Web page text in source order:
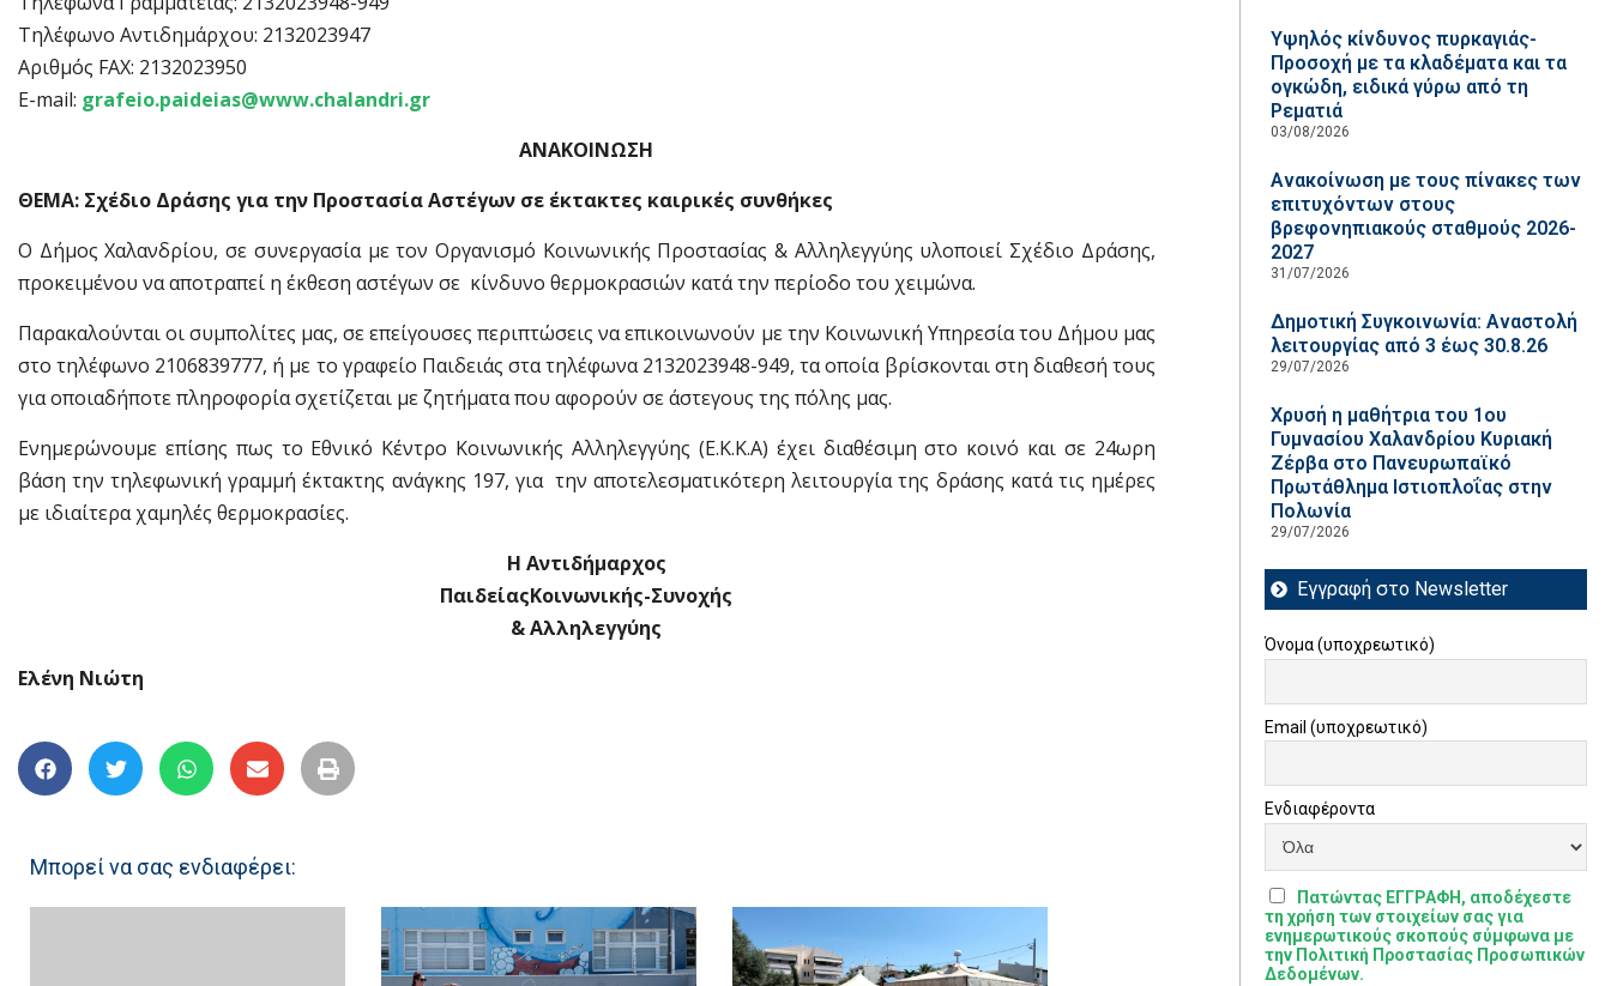
Τηλέφωνο Αντιδημάρχου: 2132023947
Αριθμός FAX: 2132023950
Ε-mail: grafeio.paideias@www.chalandri.gr
ANAKOINΩΣΗ
ΘΕΜΑ: Σχέδιο Δράσης για την Προστασία Αστέγων σε έκτακτες καιρικές συνθήκες
Ο Δήμος Χαλανδρίου, σε συνεργασία με τον Οργανισμό Κοινωνικής Προστασίας & Αλληλεγγύης υλοποιεί Σχέδιο Δράσης,
προκειμένου να αποτραπεί η έκθεση αστέγων σε κίνδυνο θερμοκρασιών κατά την περίοδο του χειμώνα.
Παρακαλούνται οι συμπολίτες μας, σε επείγουσες περιπτώσεις να επικοινωνούν με την Κοινωνική Υπηρεσία του Δήμου μας
στο τηλέφωνο 2106839777, ή με το γραφείο Παιδειάς στα τηλέφωνα 2132023948-949, τα οποία βρίσκονται στη διαθεσή τους
για οποιαδήποτε πληροφορία σχετίζεται με ζητήματα που αφορούν σε άστεγους της πόλης μας.
Ενημερώνουμε επίσης πως το Εθνικό Κέντρο Κοινωνικής Αλληλεγγύης (Ε.Κ.Κ.Α) έχει διαθέσιμη στο κοινό και σε 24ωρη
βάση την τηλεφωνική γραμμή έκτακτης ανάγκης 197, για την αποτελεσματικότερη λειτουργία της δράσης κατά τις ημέρες
με ιδιαίτερα χαμηλές θερμοκρασίες.
Η Αντιδήμαρχος
ΠαιδείαςΚοινωνικής-Συνοχής
& Αλληλεγγύης
Ελένη Νιώτη
Μπορεί να σας ενδιαφέρει:
Υψηλός κίνδυνος πυρκαγιάς-
Προσοχή με τα κλαδέματα και τα
ογκώδη, ειδικά γύρω από τη
Ρεματιά
03/08/2026
Ανακοίνωση με τους πίνακες των
επιτυχόντων στους
βρεφονηπιακούς σταθμούς 2026-
2027
31/07/2026
Δημοτική Συγκοινωνία: Αναστολή
λειτουργίας από 3 έως 30.8.26
29/07/2026
Χρυσή η μαθήτρια του 1ου
Γυμνασίου Χαλανδρίου Κυριακή
Ζέρβα στο Πανευρωπαϊκό
Πρωτάθλημα Ιστιοπλοΐας στην
Πολωνία
29/07/2026
Εγγραφή στο Newsletter
Όνομα (υποχρεωτικό)
Email (υποχρεωτικό)
Ενδιαφέροντα
Πατώντας ΕΓΓΡΑΦΗ, αποδέχεστε
τη χρήση των στοιχείων σας για
ενημερωτικούς σκοπούς σύμφωνα με
την Πολιτική Προστασίας Προσωπικών
Δεδομένων.